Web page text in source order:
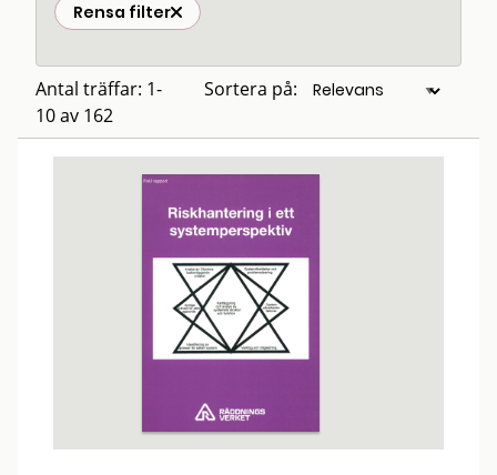
Rensa filter
Antal träffar: 1-
10 av 162
Sortera på: